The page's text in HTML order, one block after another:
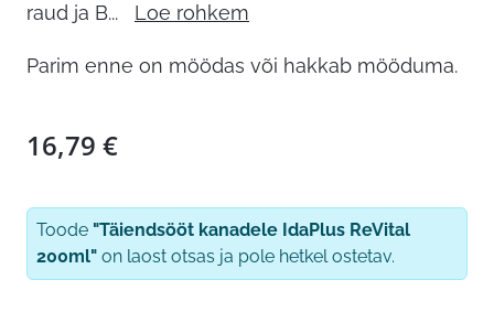
raud ja B... Loe rohkem
Parim enne on möödas või hakkab mööduma.
16,79 €
Toode "Täiendsööt kanadele IdaPlus ReVital
200ml" on laost otsas ja pole hetkel ostetav.